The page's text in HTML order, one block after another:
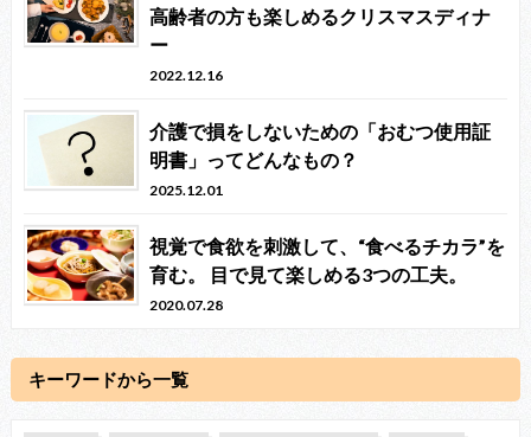
高齢者の方も楽しめるクリスマスディナ
ー
2022.12.16
介護で損をしないための「おむつ使用証
明書」ってどんなもの？
2025.12.01
視覚で食欲を刺激して、“食べるチカラ”を
育む。 目で見て楽しめる3つの工夫。
2020.07.28
キーワードから一覧